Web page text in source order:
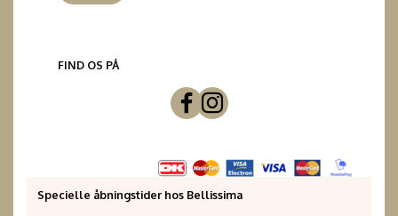
FIND OS PÅ
Specielle åbningstider hos Bellissima